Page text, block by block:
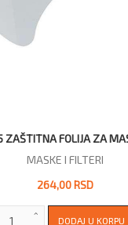
FOLIJA ZA
MASKE I FILTERI
264,00 RSD